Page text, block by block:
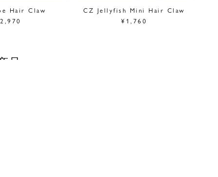
Hair Claw
CZ Jellyfish Mini Hair Claw
¥1,760
品